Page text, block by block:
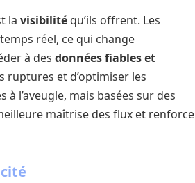
la visibilité qu’ils offrent. Les
réel, ce qui change
à des données fiables et
ruptures et d’optimiser les
l’aveugle, mais basées sur des
maîtrise des flux et renforce